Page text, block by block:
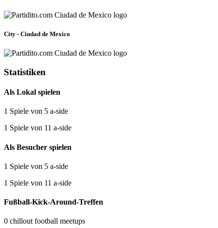
City - Ciudad de Mexico
Statistiken
Als Lokal spielen
1 Spiele von 5 a-side
1 Spiele von 11 a-side
Als Besucher spielen
1 Spiele von 5 a-side
1 Spiele von 11 a-side
Fußball-Kick-Around-Treffen
0 chillout football meetups